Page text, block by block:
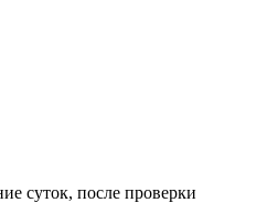
суток, после проверки